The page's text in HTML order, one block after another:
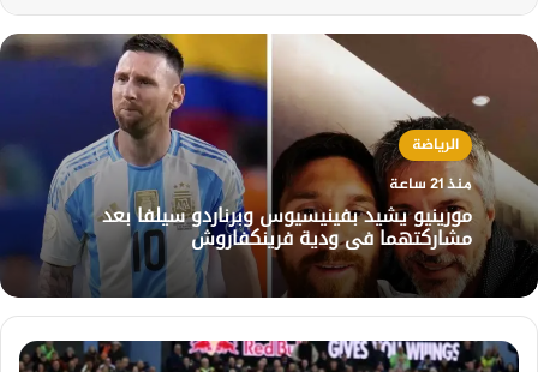
الرياضة
منذ 21 ساعة
مورينيو يشيد بفينيسيوس وبرناردو سيلفا بعد
مشاركتهما في ودية فرينكفاروش
واتكينز